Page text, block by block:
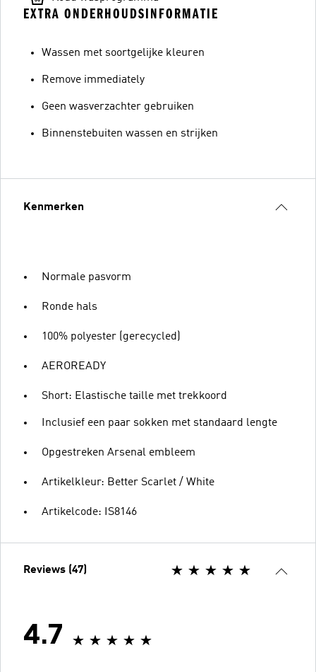
EXTRA ONDERHOUDSINFORMATIE
Wassen met soortgelijke kleuren
Remove immediately
Geen wasverzachter gebruiken
Binnenstebuiten wassen en strijken
Kenmerken
Normale pasvorm
Ronde hals
100% polyester (gerecycled)
AEROREADY
Short: Elastische taille met trekkoord
Inclusief een paar sokken met standaard lengte
Opgestreken Arsenal embleem
Artikelkleur: Better Scarlet / White
Artikelcode: IS8146
Reviews (47)
4.7